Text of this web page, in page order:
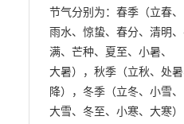
节气分别为：春季（立春、
雨水、惊蛰、春分、清明
满、芒种、夏至、小暑、
大暑），秋季（立秋、处
降），冬季（立冬、小雪、
大雪、冬至、小寒、大寒